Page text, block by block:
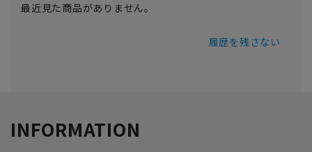
最近見た商品がありません。
履歴を残さない
INFORMATION